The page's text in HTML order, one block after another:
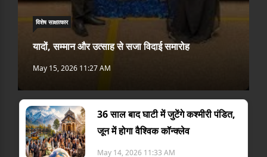
विशेष साक्षात्कार
यादों, सम्मान और उत्साह से सजा विदाई समारोह
May 15, 2026 11:27 AM
36 साल बाद घाटी में जुटेंगे कश्मीरी पंडित,
जून में होगा वैश्विक कॉन्क्लेव
May 14, 2026 11:33 AM